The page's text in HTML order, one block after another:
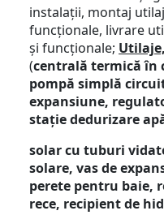
instalații, montaj
funcționale, livrare
și funcționale;
(centrală termică în
pompă simplă
expansiune,
stație dedurizare
solar cu tuburi
solare, vas de
perete pentru baie,
rece, recipient de